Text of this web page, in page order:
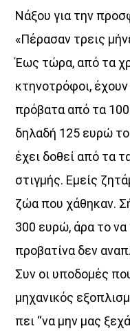
Νάξου για την
«Πέρασαν τρεις
Έως τώρα, από τα
κτηνοτρόφοι,
πρόβατα από τα
δηλαδή 125 ευρώ
έχει δοθεί από τα
στιγμής. Εμείς
ζώα που χάθηκαν.
300 ευρώ, άρα το
προβατίνα δεν
Συν οι υποδομές
μηχανικός
πει “να μην μας